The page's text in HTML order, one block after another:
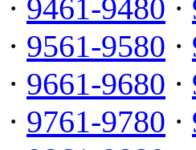
· 9461-9480 ·
· 9561-9580 ·
· 9661-9680 ·
· 9761-9780 ·